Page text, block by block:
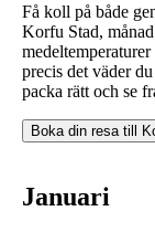
Få koll på både
Korfu Stad,
precis det väder
packa rätt och se
Boka din resa till
Januari